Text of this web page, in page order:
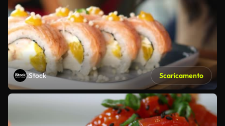
iStock Scaricamento